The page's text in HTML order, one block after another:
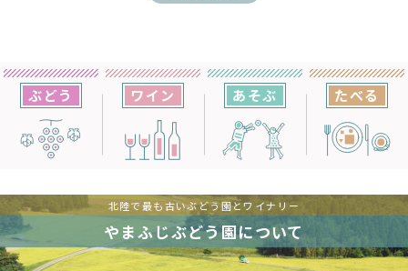
ぶどう ワイン あそぶ たべる
北陸で最も古いぶどう園とワイナリー
やまふじぶどう園について